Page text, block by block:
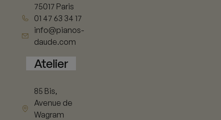
75017 Paris
01 47 63 34 17
info@pianos-
daude.com
Atelier
85 Bis,
Avenue de
Wagram